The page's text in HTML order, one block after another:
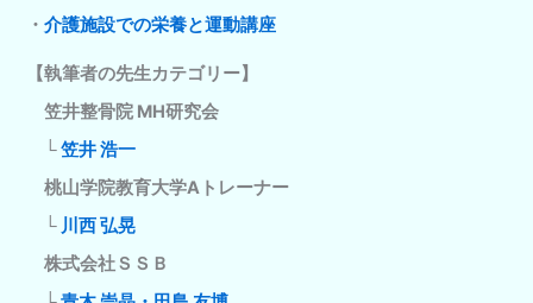
・介護施設での栄養と運動講座
【執筆者の先生カテゴリー】
笠井整骨院 MH研究会
└笠井 浩一
桃山学院教育大学Aトレーナー
└ 川西 弘晃
株式会社ＳＳＢ